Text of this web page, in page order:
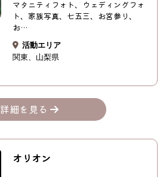
マタニティフォト、ウェディングフォ
ト、家族写真、七五三、お宮参り、
お…
活動エリア
関東
山梨県
詳細を見る
オリオン